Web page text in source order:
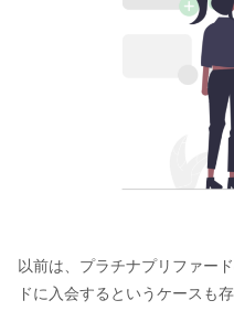
以前は、プラチナプリファー
ドに入会するというケースも